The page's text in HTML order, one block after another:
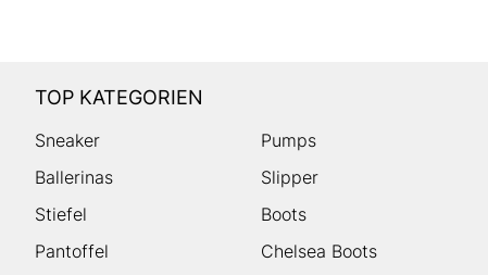
TOP KATEGORIEN
Sneaker Pumps
Ballerinas
Slipper
Stiefel
Boots
Pantoffel
Chelsea Boots